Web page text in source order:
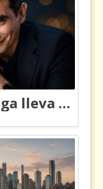
Carlos Manuel Vesga lleva el nombre de Colombia a los Emmy